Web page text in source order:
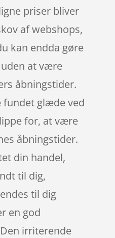
priser bliver
af webshops,
kan endda gøre
at være
åbningstider.
fundet glæde ved
for, at være
åbningstider.
din handel,
til dig,
til dig
en god
irriterende